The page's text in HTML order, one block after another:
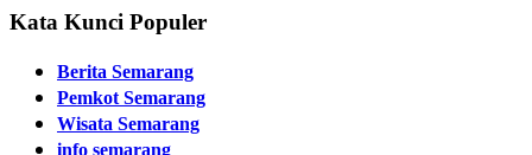
Kata Kunci Populer
Berita Semarang
Pemkot Semarang
Wisata Semarang
info semarang